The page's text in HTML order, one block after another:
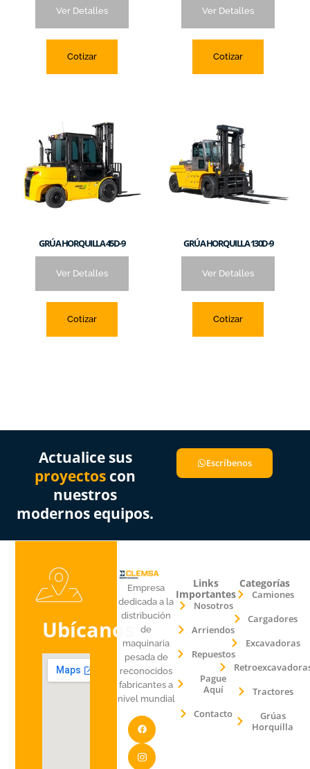
Ver Detalles
Cotizar
Ver Detalles
Cotizar
GRÚA HORQUILLA 45D-9
Ver Detalles
Cotizar
GRÚA HORQUILLA 130D-9
Ver Detalles
Cotizar
Actualice sus
proyectos con
nuestros
modernos equipos.
Escríbenos
Ubícanos
Empresa
dedicada a la
distribución
de
maquinaria
pesada de
reconocidos
fabricantes a
nivel mundial
Links
Importantes
Nosotros
Arriendos
Repuestos
Pague
Aquí
Contacto
Categorías
Camiones
Cargadores
Excavadoras
Tractores
Grúas
Horquilla